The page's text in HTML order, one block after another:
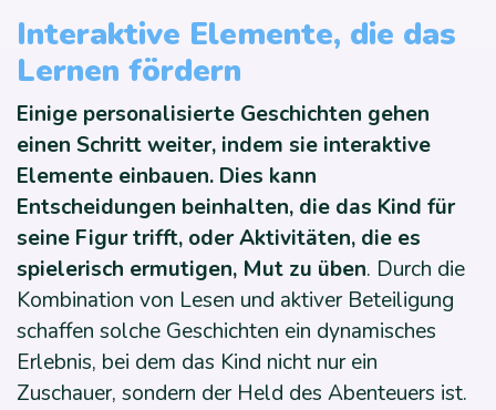
Interaktive Elemente, die das
Lernen fördern
Einige personalisierte Geschichten gehen
einen Schritt weiter, indem sie interaktive
Elemente einbauen. Dies kann
Entscheidungen beinhalten, die das Kind für
seine Figur trifft, oder Aktivitäten, die es
spielerisch ermutigen, Mut zu üben. Durch die
Kombination von Lesen und aktiver Beteiligung
schaffen solche Geschichten ein dynamisches
Erlebnis, bei dem das Kind nicht nur ein
Zuschauer, sondern der Held des Abenteuers ist.